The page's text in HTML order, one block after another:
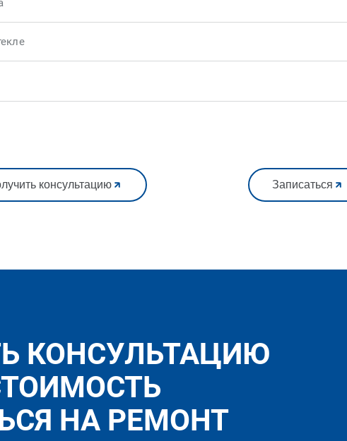
консультацию Записаться
КОНСУЛЬТАЦИЮ
НА РЕМОНТ